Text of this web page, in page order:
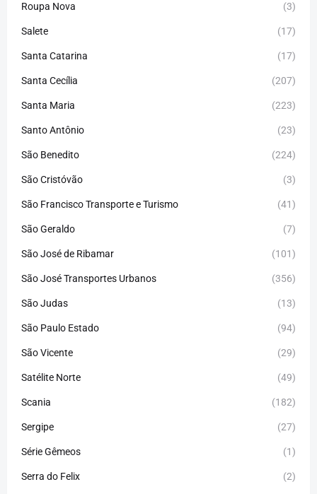
Roupa Nova (3)
Salete (17)
Santa Catarina (17)
Santa Cecília (207)
Santa Maria (223)
Santo Antônio (23)
São Benedito (224)
São Cristóvão (3)
São Francisco Transporte e Turismo (41)
São Geraldo (7)
São José de Ribamar (101)
São José Transportes Urbanos (356)
São Judas (13)
São Paulo Estado (94)
São Vicente (29)
Satélite Norte (49)
Scania (182)
Sergipe (27)
Série Gêmeos (1)
Serra do Felix (2)